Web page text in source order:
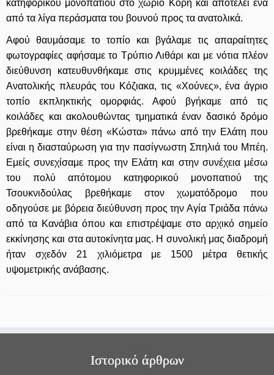
κατηφορικού μονοπατιού στο χωριό Κόρη και αποτελεί ένα
από τα λίγα περάσματα του βουνού προς τα ανατολικά.
Αφού θαυμάσαμε το τοπίο και βγάλαμε τις απαραίτητες
φωτογραφίες αφήσαμε το Τρύπιο Λιθάρι και με νότια πλέον
διεύθυνση κατευθυνθήκαμε στις κρυμμένες κοιλάδες της
Ανατολικής πλευράς του Κόζιακα, τις «Χούνες», ένα άγριο
τοπίο εκπληκτικής ομορφιάς. Αφού βγήκαμε από τις
κοιλάδες και ακολουθώντας τμηματικά έναν δασικό δρόμο
βρεθήκαμε στην θέση «Κώστα» πάνω από την Ελάτη που
είναι η διασταύρωση για την πασίγνωστη Σπηλιά του Μπέη.
Εμείς συνεχίσαμε προς την Ελάτη και στην συνέχεια μέσω
του πολύ απότομου κατηφορικού μονοπατιού της
Τσουκνιδούλας βρεθήκαμε στον χωματόδρομο που
οδηγούσε με βόρεια διεύθυνση προς την Αγία Τριάδα πάνω
από τα Κανάβια όπου και επιστρέψαμε στο αρχικό σημείο
εκκίνησης και στα αυτοκίνητα μας. Η συνολική μας διαδρομή
ήταν σχεδόν 21 χιλιόμετρα με 1500 μέτρα θετικής
υψομετρικής ανάβασης.
Ιστορικό άρθρων